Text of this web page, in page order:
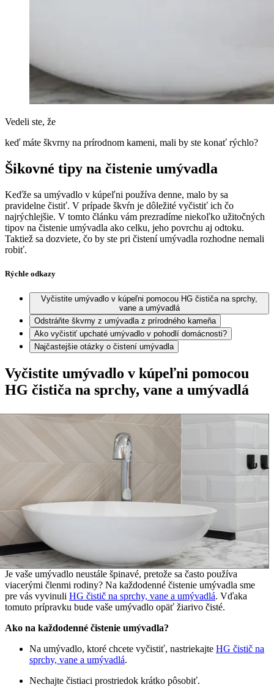
Vedeli ste, že
keď máte škvrny na prírodnom kameni, mali by ste konať rýchlo?
Šikovné tipy na čistenie umývadla
Keďže sa umývadlo v kúpeľni používa denne, malo by sa
pravidelne čistiť. V prípade škvŕn je dôležité vyčistiť ich čo
najrýchlejšie. V tomto článku vám prezradíme niekoľko užitočných
tipov na čistenie umývadla ako celku, jeho povrchu aj odtoku.
Taktiež sa dozviete, čo by ste pri čistení umývadla rozhodne nemali
robiť.
Rýchle odkazy
Vyčistite umývadlo v kúpeľni pomocou HG čističa na sprchy,
vane a umývadlá
Odstráňte škvrny z umývadla z prírodného kameňa
Ako vyčistiť upchaté umývadlo v pohodlí domácnosti?
Najčastejšie otázky o čistení umývadla
Vyčistite umývadlo v kúpeľni pomocou
HG čističa na sprchy, vane a umývadlá
Je vaše umývadlo neustále špinavé, pretože sa často používa
viacerými členmi rodiny? Na každodenné čistenie umývadla sme
pre vás vyvinuli HG čistič na sprchy, vane a umývadlá. Vďaka
tomuto prípravku bude vaše umývadlo opäť žiarivo čisté.
Ako na každodenné čistenie umývadla?
Na umývadlo, ktoré chcete vyčistiť, nastriekajte HG čistič na
sprchy, vane a umývadlá.
Nechajte čistiaci prostriedok krátko pôsobiť.